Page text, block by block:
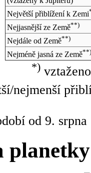
Největší přiblížení k Zemi
Nejjasnější ze Země**)
Nejdále od Země**)
Nejméně jasná ze Země**)
*)
nejmenší
od 9.